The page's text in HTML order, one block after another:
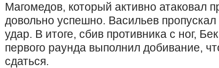
Магомедов, который активно атаковал
довольно успешно. Васильев
удар. В итоге, сбив противника с ног,
первого раунда выполнил добивание,
сдаться.